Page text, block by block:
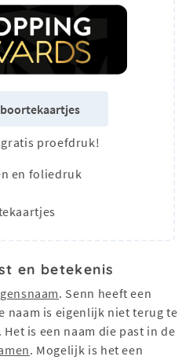
proefdruk!
en foliedruk
en betekenis
. Senn heeft een
naam is eigenlijk niet terug te
is een naam die past in de
. Mogelijk is het een